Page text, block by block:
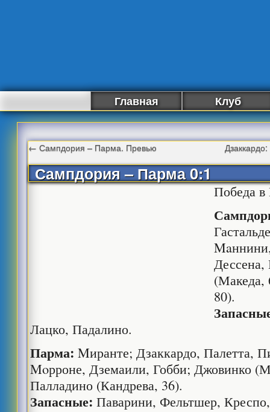
Главная Клуб
← Сампдория – Парма. Превью
Сампдория – Парма 0:1
Победа в
Дессена,
(Македа,
80).
Лацко, Падалино.
Парма: Mиранте; Дзаккардо, Палетта,
Moрроне, Дземаили, Гобби; Джовинко
Палладино (Кандрева, 36).
Запасные: Паварини, Фельтшер,